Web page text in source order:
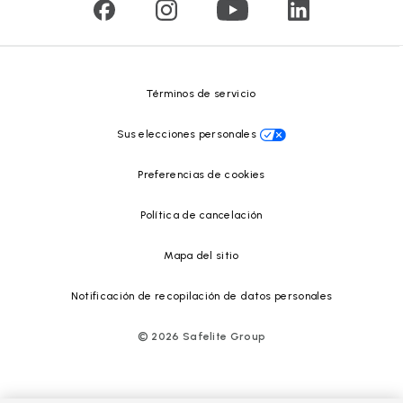
Reciclado de vidrio
Safelite Foundation
Términos de servicio
Sus elecciones personales
Preferencias de cookies
Política de cancelación
Mapa del sitio
Notificación de recopilación de datos personales
© 2026 Safelite Group